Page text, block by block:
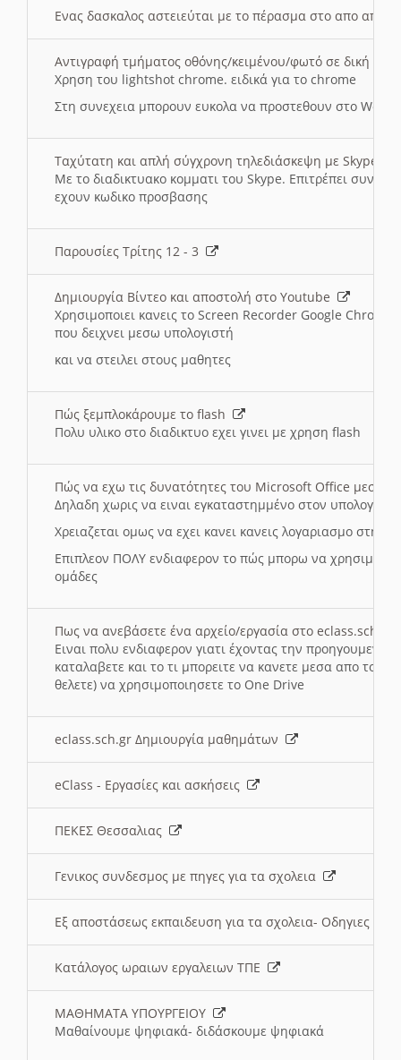
Ενας δασκαλος αστειεύται με το πέρασμα στο απο
Αντιγραφή τμήματος οθόνης/κειμένου/φωτό σε δική
Χρηση του lightshot chrome. ειδικά για το chrome
Στη συνεχεια μπορουν ευκολα να προστεθουν στο Word
Ταχύτατη και απλή σύγχρονη τηλεδιάσκεψη με Skype
Με το διαδικτυακο κομματι του Skype. Επιτρέπει
εχουν κωδικο προσβασης
Παρουσίες Τρίτης 12 - 3
Δημιουργία Βίντεο και αποστολή στο Youtube
Χρησιμοποιει κανεις το Screen Recorder Google Chrome
που δειχνει μεσω υπολογιστή
και να στειλει στους μαθητες
Πώς ξεμπλοκάρουμε το flash
Πολυ υλικο στο διαδικτυο εχει γινει με χρηση flash
Πώς να εχω τις δυνατότητες του Microsoft Office μεσω
Δηλαδη χωρις να ειναι εγκαταστημμένο στον
Χρειαζεται ομως να εχει κανει κανεις λογαριασμο στη
Επιπλεον ΠΟΛΥ ενδιαφερον το πώς μπορω να
ομάδες
Πως να ανεβάσετε ένα αρχείο/εργασία στο eclass.sch.gr
Ειναι πολυ ενδιαφερον γιατι έχοντας την
καταλαβετε και το τι μπορειτε να κανετε μεσα απο το
θελετε) να χρησιμοποιησετε το One Drive
eclass.sch.gr Δημιουργία μαθημάτων
eClass - Εργασίες και ασκήσεις
ΠΕΚΕΣ Θεσσαλιας
Γενικος συνδεσμος με πηγες για τα σχολεια
Εξ αποστάσεως εκπαιδευση για τα σχολεια- Οδηγιες
Κατάλογος ωραιων εργαλειων ΤΠΕ
ΜΑΘΗΜΑΤΑ ΥΠΟΥΡΓΕΙΟΥ
Μαθαίνουμε ψηφιακά- διδάσκουμε ψηφιακά